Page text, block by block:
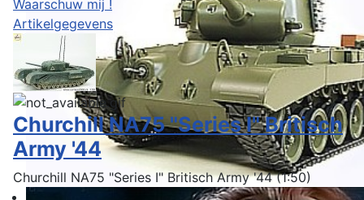
Waarschuw mij !
Artikelgegevens
Churchill NA75 "Series I" Britisch
Army '44
Churchill NA75 "Series I" Britisch Army '44 (1:50)